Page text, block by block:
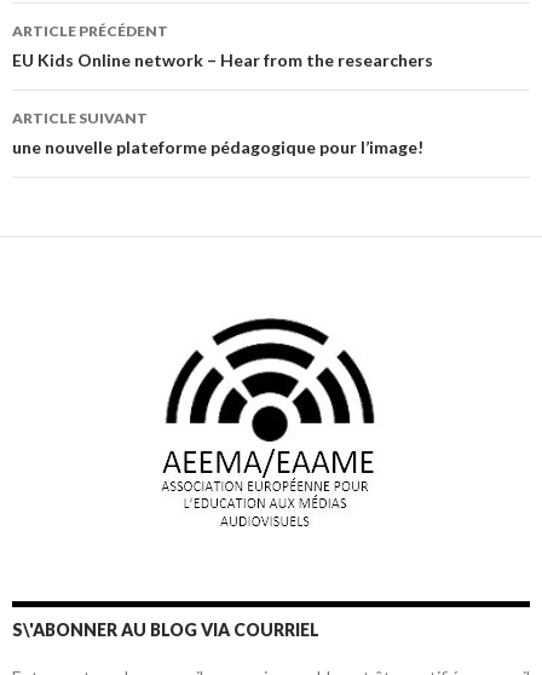
Navigation
des
articles
ARTICLE PRÉCÉDENT
EU Kids Online network – Hear from the researchers
ARTICLE SUIVANT
une nouvelle plateforme pédagogique pour l’image!
S\'ABONNER AU BLOG VIA COURRIEL